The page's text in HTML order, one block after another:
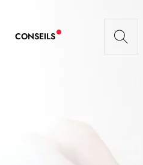
CONSEILS NOUVEAUX ARTICLES